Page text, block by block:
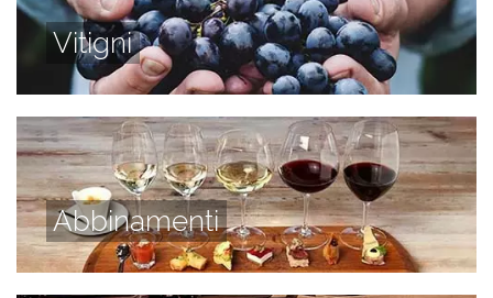
Vitigni
Abbinamenti